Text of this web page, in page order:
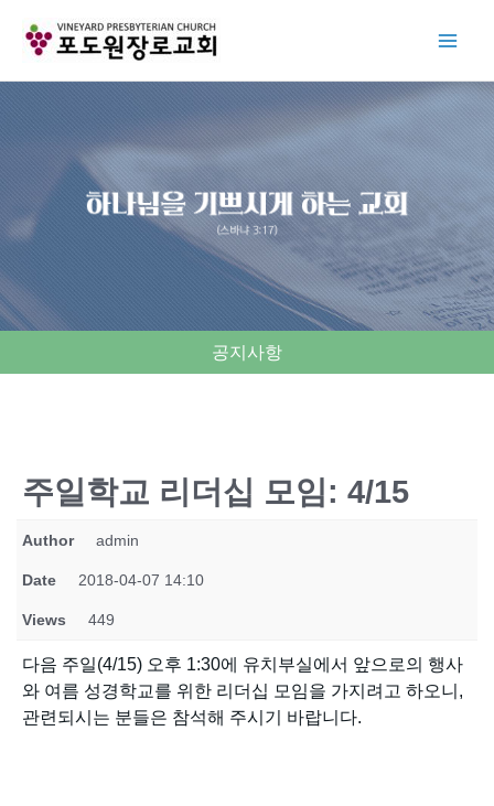
공지사항
주일학교 리더십 모임: 4/15
Author admin
Date 2018-04-07 14:10
Views 449
다음 주일(4/15) 오후 1:30에 유치부실에서 앞으로의 행사
와 여름 성경학교를 위한 리더십 모임을 가지려고 하오니,
관련되시는 분들은 참석해 주시기 바랍니다.